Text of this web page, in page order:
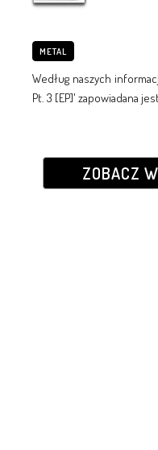
METAL
Według naszych
Pt. 3 [EP]' zapowiadana
ZOBACZ